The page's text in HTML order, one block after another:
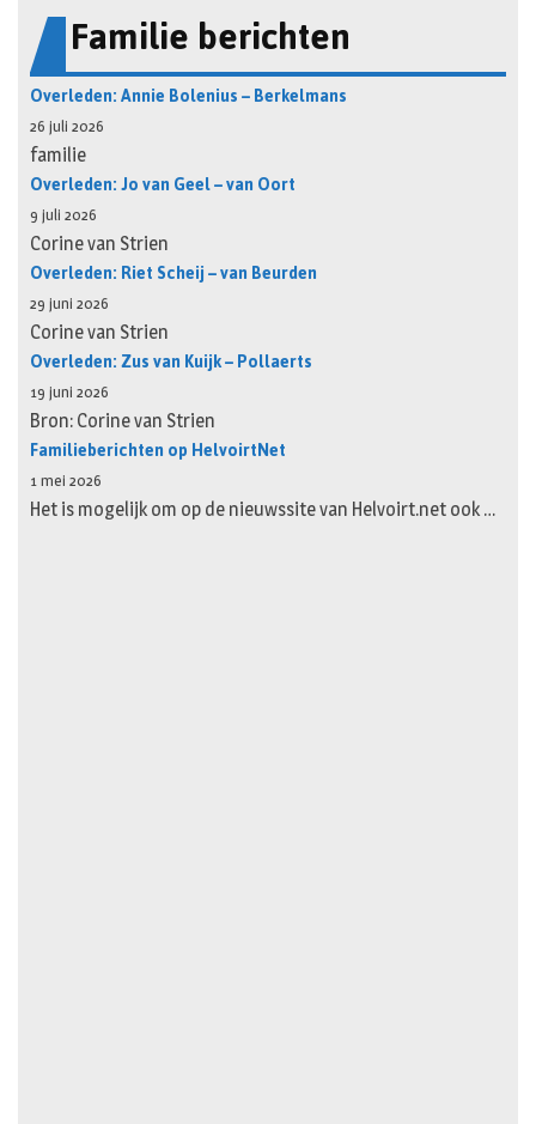
Familie berichten
Overleden: Annie Bolenius – Berkelmans
26 juli 2026
familie
Overleden: Jo van Geel – van Oort
9 juli 2026
Corine van Strien
Overleden: Riet Scheij – van Beurden
29 juni 2026
Corine van Strien
Overleden: Zus van Kuijk – Pollaerts
19 juni 2026
Bron: Corine van Strien
Familieberichten op HelvoirtNet
1 mei 2026
Het is mogelijk om op de nieuwssite van Helvoirt.net ook …